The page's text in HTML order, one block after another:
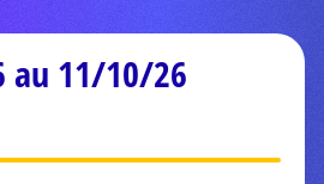
au 11/10/26